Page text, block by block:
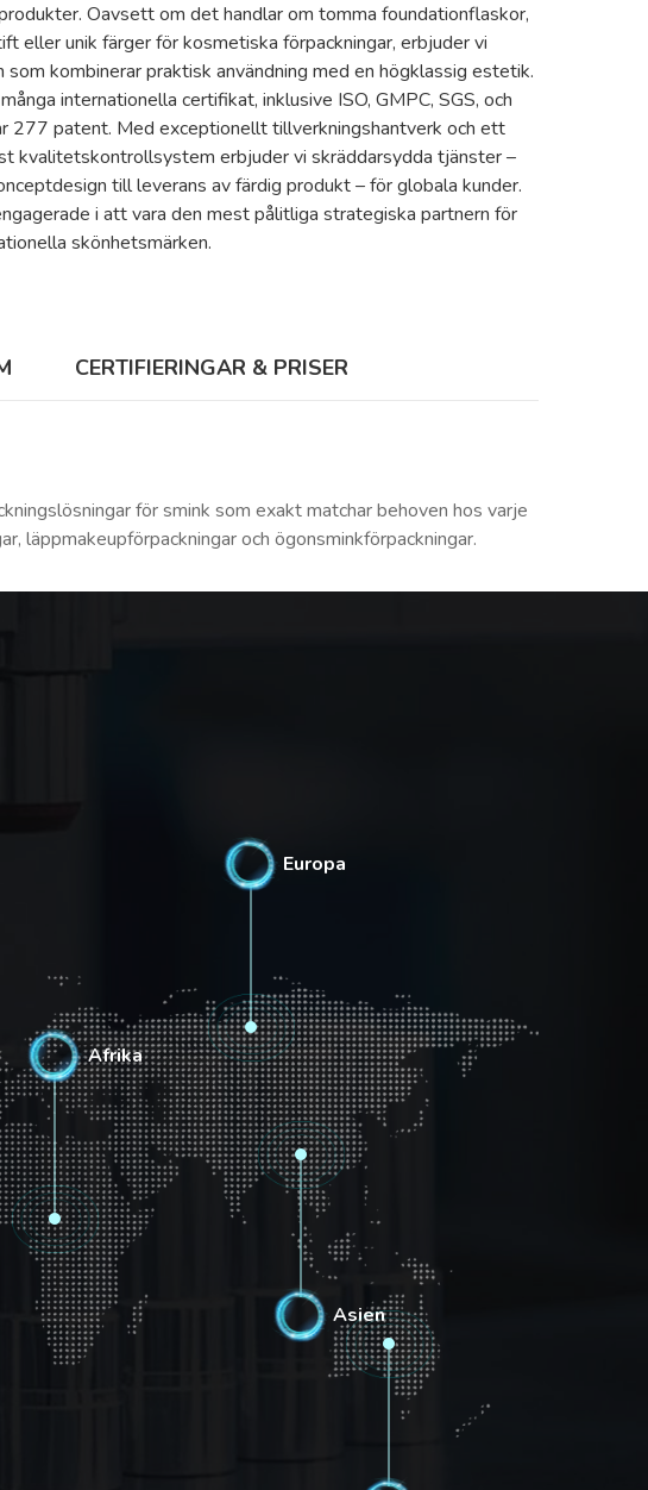
Oavsett om det handlar om tomma foundationflaskor,
eller unik färger för kosmetiska förpackningar, erbjuder vi
som kombinerar praktisk användning med en högklassig estetik.
internationella certifikat, inklusive ISO, GMPC, SGS, och
277 patent. Med exceptionellt tillverkningshantverk och ett
kvalitetskontrollsystem erbjuder vi skräddarsydda tjänster –
till leverans av färdig produkt – för globala kunder.
i att vara den mest pålitliga strategiska partnern för
skönhetsmärken.
CERTIFIERINGAR & PRISER
för smink som exakt matchar behoven hos varje
läppmakeupförpackningar och ögonsminkförpackningar.
Afrika
16%
Europa
Asien
16%